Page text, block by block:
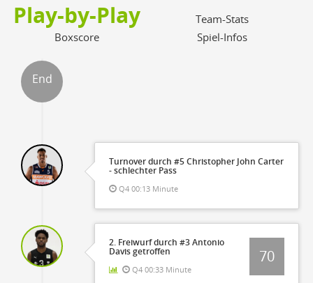
Play-by-Play
Team-Stats
Boxscore
Spiel-Infos
End
Turnover durch #5 Christopher John Carter
- schlechter Pass
Q4 00:13 Minute
2. Freiwurf durch #3 Antonio
Davis getroffen
Q4 00:33 Minute
70